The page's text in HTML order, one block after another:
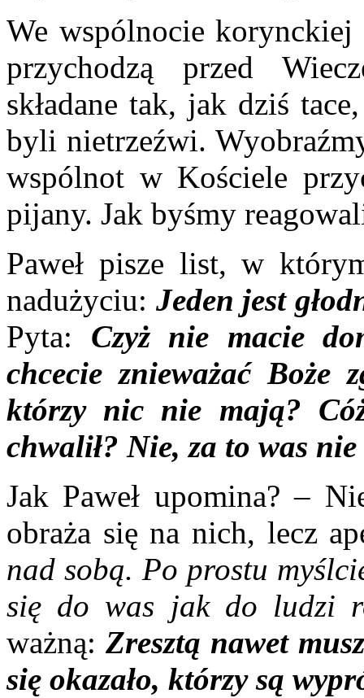
We wspólnocie korynckiej
przychodzą przed
składane tak, jak dziś
byli nietrzeźwi.
wspólnot w Kościele
pijany. Jak byśmy
Paweł pisze list, w
nadużyciu: Jeden jest
Pyta: Czyż nie macie
chcecie znieważać Boże
którzy nic nie mają?
chwalił? Nie, za to was
Jak Paweł upomina? –
obraża się na nich, lecz
nad sobą. Po prostu
się do was jak do ludzi
ważną: Zresztą nawet
się okazało, którzy są